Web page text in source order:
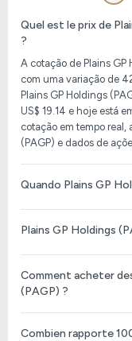
Quel est le prix de
?
A cotação de Plains GP
com uma variação de
Plains GP Holdings
US$ 19.14 e hoje está
cotação em tempo real,
(PAGP) e dados de
Quando Plains GP
Plains GP Holdings
Comment acheter
(PAGP) ?
Combien rapporte